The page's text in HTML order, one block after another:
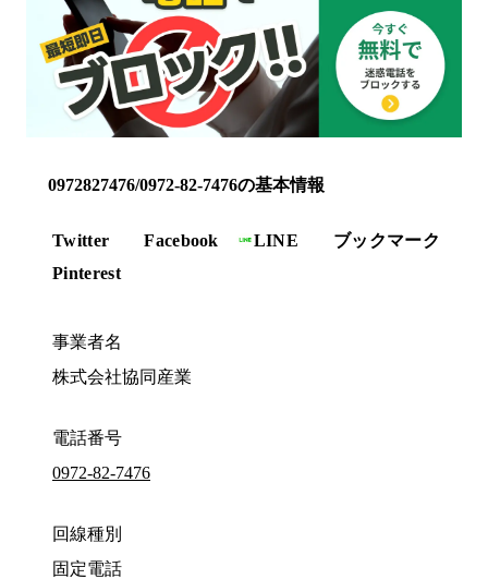
0972827476/0972-82-7476の基本情報
Twitter Facebook LINE
ブックマーク
Pinterest
事業者名
株式会社協同産業
電話番号
0972-82-7476
回線種別
固定電話